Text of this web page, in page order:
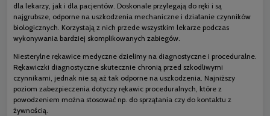
dla lekarzy, jak i dla pacjentów. Doskonale przylegają do ręki i są
najgrubsze, odporne na uszkodzenia mechaniczne i działanie czynników
biologicznych. Korzystają z nich przede wszystkim lekarze podczas
wykonywania bardziej skomplikowanych zabiegów.
Niesterylne rękawice medyczne dzielimy na diagnostyczne i proceduralne.
Rękawiczki diagnostyczne skutecznie chronią przed szkodliwymi
czynnikami, jednak nie są aż tak odporne na uszkodzenia. Najniższy
poziom zabezpieczenia dotyczy rękawic proceduralnych, które z
powodzeniem można stosować np. do sprzątania czy do kontaktu z
żywnością.